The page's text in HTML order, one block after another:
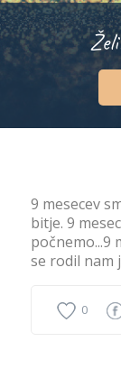
9 mesecev
bitje. 9
počnemo...9
se rodil nam
0